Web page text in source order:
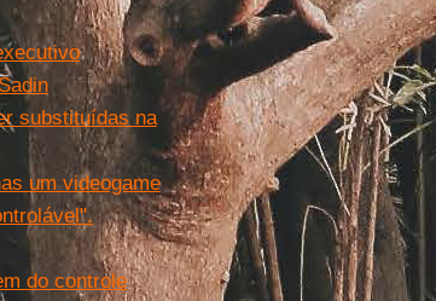
substituídas na
um videogame
do controle